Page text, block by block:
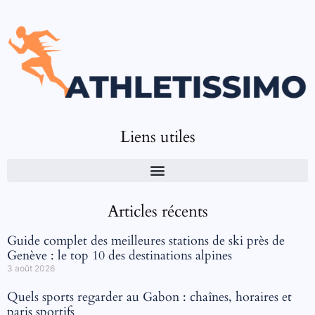
Liens utiles
Articles récents
Guide complet des meilleures stations de ski près de
Genève : le top 10 des destinations alpines
3 août 2026
Quels sports regarder au Gabon : chaînes, horaires et